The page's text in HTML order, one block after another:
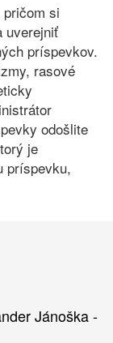
si
uverejniť
príspevkov.
rasové
odošlite
je
príspevku,
Jánoška -